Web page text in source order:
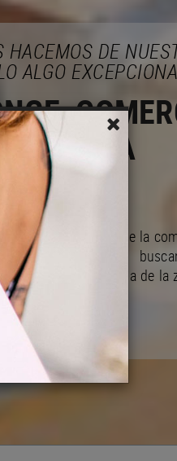
HACEMOS DE
ALGO
EMPRESA
de las mejoras de la
ciudadano
la vida comunitaria de la